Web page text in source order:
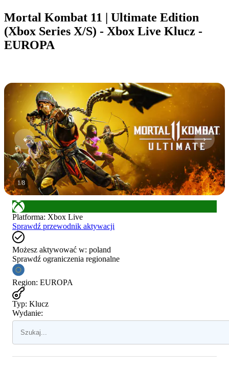
Mortal Kombat 11 | Ultimate Edition
(Xbox Series X/S) - Xbox Live Klucz -
EUROPA
1/8
Platforma: Xbox Live
Sprawdź przewodnik aktywacji
Możesz aktywować w: poland
Sprawdź ograniczenia regionalne
Region: EUROPA
Typ: Klucz
Wydanie: